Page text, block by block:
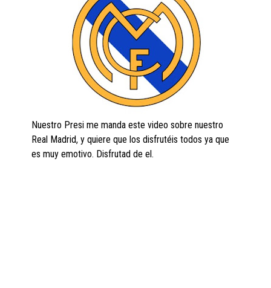
Nuestro Presi me manda este video sobre nuestro
Real Madrid, y quiere que los disfrutéis todos ya que
es muy emotivo. Disfrutad de el.